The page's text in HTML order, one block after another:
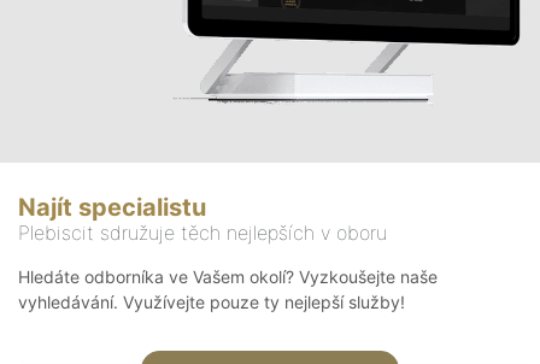
Najít specialistu
Plebiscit sdružuje těch nejlepších v oboru
Hledáte odborníka ve Vašem okolí? Vyzkoušejte naše
vyhledávání. Využívejte pouze ty nejlepší služby!